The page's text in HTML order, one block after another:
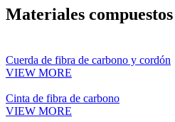
Materiales
Cuerda de fibra de carbono y cordón
VIEW MORE
Cinta de fibra de carbono
VIEW MORE